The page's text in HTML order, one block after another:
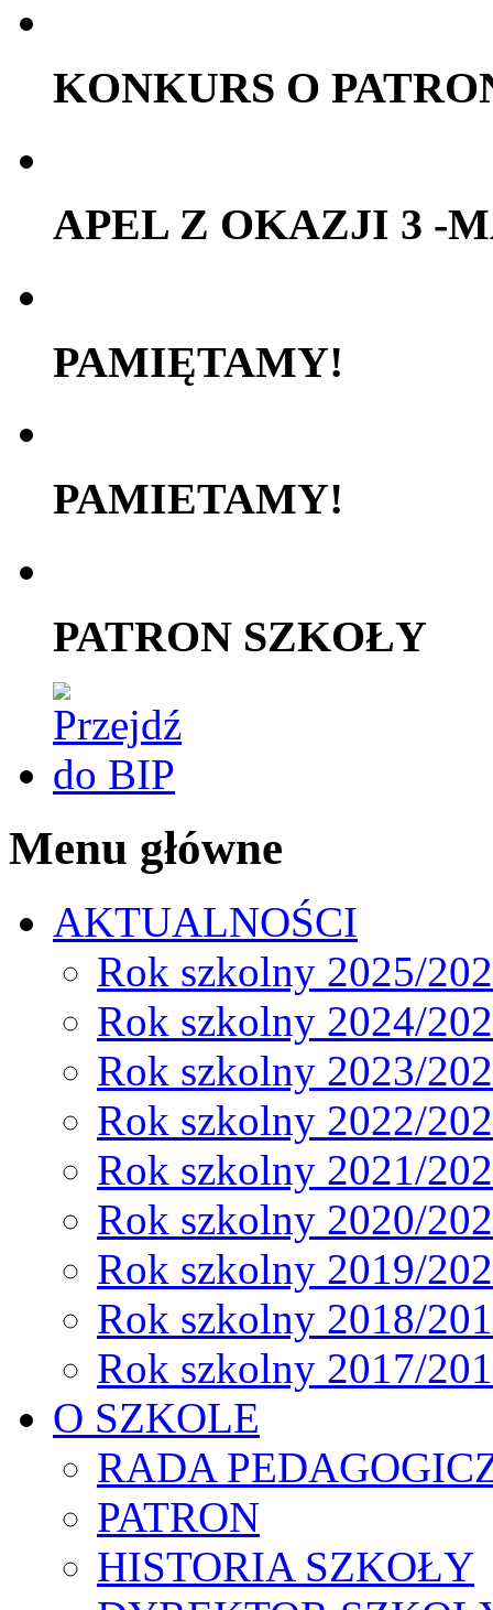
KONKURS O
APEL Z OKAZJI 3 -
PAMIĘTAMY!
PAMIETAMY!
PATRON SZKOŁY
Menu główne
AKTUALNOŚCI
Rok szkolny 2025/
Rok szkolny 2024/
Rok szkolny 2023/
Rok szkolny 2022/
Rok szkolny 2021/
Rok szkolny 2020/
Rok szkolny 2019/
Rok szkolny 2018/
Rok szkolny 2017/
O SZKOLE
RADA
PATRON
HISTORIA SZKOŁY